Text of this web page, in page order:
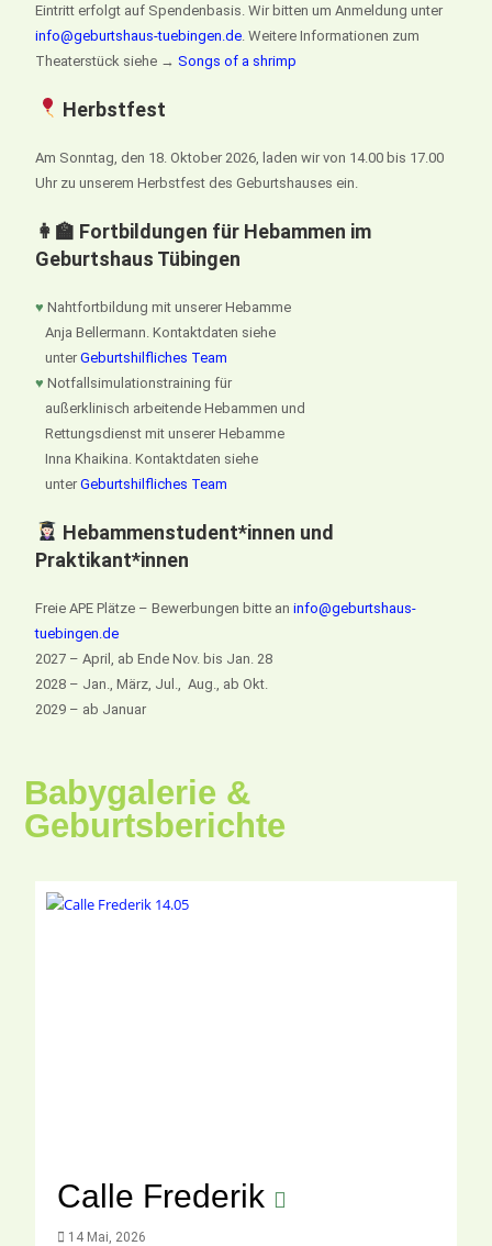
Eintritt erfolgt auf Spendenbasis. Wir bitten um Anmeldung unter
info@geburtshaus-tuebingen.de . Weitere Informationen zum
Theaterstück siehe →Songs of a shrimp
Herbstfest
Am Sonntag, den 18. Oktober 2026, laden wir von 14.00 bis 17.00
Uhr zu unserem Herbstfest des Geburtshauses ein.
👩‍🏫 Fortbildungen für Hebammen im
Geburtshaus Tübingen
♥ Nahtfortbildung mit unserer Hebamme
Anja Bellermann. Kontaktdaten siehe
unterGeburtshilfliches Team
♥ Notfallsimulationstraining für
außerklinisch arbeitende Hebammen und
Rettungsdienst mit unserer Hebamme
Inna Khaikina. Kontaktdaten siehe
unterGeburtshilfliches Team
Hebammenstudent*innen und
Praktikant*innen
Freie APE Plätze – Bewerbungen bitte aninfo@geburtshaus-
tuebingen.de
2027 – April, ab Ende Nov. bis Jan. 28
2028 – Jan., März, Jul., Aug., ab Okt.
2029 – ab Januar
Babygalerie &
Geburtsberichte
Calle Frederik
14 Mai, 2026